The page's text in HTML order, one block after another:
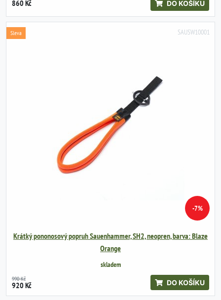
860 Kč DO KOŠÍKU
SAUSW10001
Sleva
-7%
Krátký pononosový popruh Sauenhammer, SH2, neopren, barva: Blaze
Orange
skladem
990 Kč
920 Kč DO KOŠÍKU